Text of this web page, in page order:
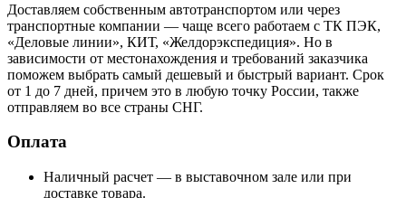
Доставляем собственным автотранспортом или через
транспортные компании — чаще всего работаем с ТК ПЭК,
«Деловые линии», КИТ, «Желдорэкспедиция». Но в
зависимости от местонахождения и требований заказчика
поможем выбрать самый дешевый и быстрый вариант. Срок
от 1 до 7 дней, причем это в любую точку России, также
отправляем во все страны СНГ.
Оплата
Наличный расчет — в выставочном зале или при
доставке товара.